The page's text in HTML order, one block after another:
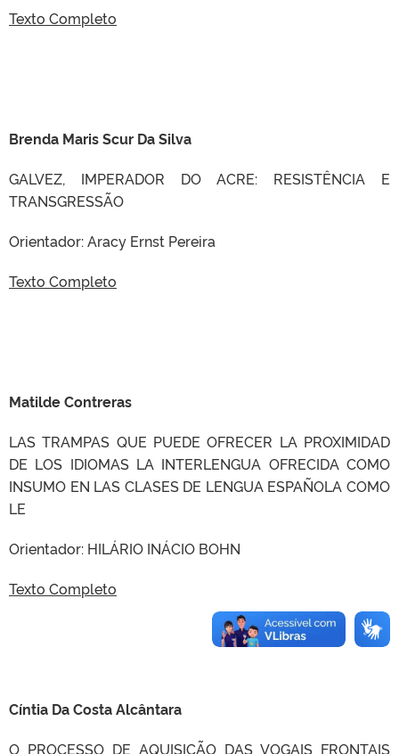
Texto Completo
Brenda Maris Scur Da Silva
GALVEZ, IMPERADOR DO ACRE: RESISTÊNCIA E
TRANSGRESSÃO
Orientador: Aracy Ernst Pereira
Texto Completo
Matilde Contreras
LAS TRAMPAS QUE PUEDE OFRECER LA PROXIMIDAD
DE LOS IDIOMAS LA INTERLENGUA OFRECIDA COMO
INSUMO EN LAS CLASES DE LENGUA ESPAÑOLA COMO
LE
Orientador: HILÁRIO INÁCIO BOHN
Texto Completo
Cíntia Da Costa Alcântara
O PROCESSO DE AQUISIÇÃO DAS VOGAIS FRONTAIS